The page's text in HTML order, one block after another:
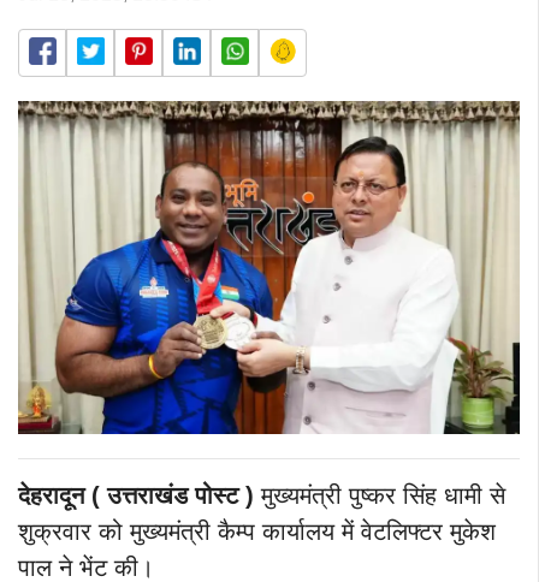
देहरादून ( उत्तराखंड पोस्ट ) मुख्यमंत्री पुष्कर सिंह धामी से
शुक्रवार को मुख्यमंत्री कैम्प कार्यालय में वेटलिफ्टर मुकेश
पाल ने भेंट की।